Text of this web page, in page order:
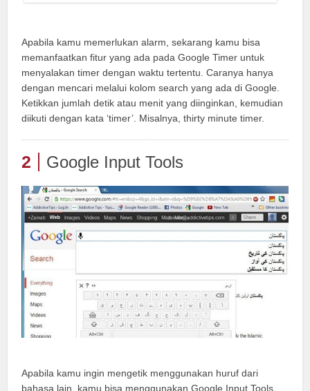
Apabila kamu memerlukan alarm, sekarang kamu bisa
memanfaatkan fitur yang ada pada Google Timer untuk
menyalakan timer dengan waktu tertentu. Caranya hanya
dengan mencari melalui kolom search yang ada di Google.
Ketikkan jumlah detik atau menit yang diinginkan, kemudian
diikuti dengan kata ‘timer’. Misalnya, thirty minute timer.
2 Google Input Tools
Apabila kamu ingin mengetik menggunakan huruf dari
bahasa lain, kamu bisa menggunakan Google Input Tools.